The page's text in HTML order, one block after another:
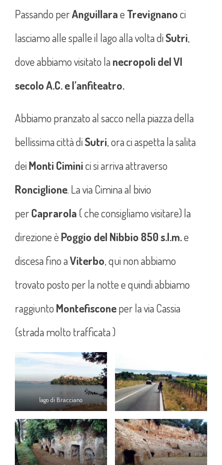
Passando perAnguillarae Trevignanoci
lasciamo alle spalle il lago alla volta diSutri,
dove abbiamo visitato lanecropoli del VI
secolo A.C. e l’anfiteatro.
Abbiamo pranzato al sacco nella piazza della
bellissima città diSutri, ora ci aspetta la salita
deiMonti Ciminici si arriva attraverso
Ronciglione. La via Cimina al bivio
perCaprarola ( che consigliamo visitare) la
direzione è Poggio del Nibbio 850 s.l.m.e
discesa fino aViterbo, qui non abbiamo
trovato posto per la notte e quindi abbiamo
raggiuntoMontefisconeper la via Cassia
(strada molto trafficata )
lago di Bracciano